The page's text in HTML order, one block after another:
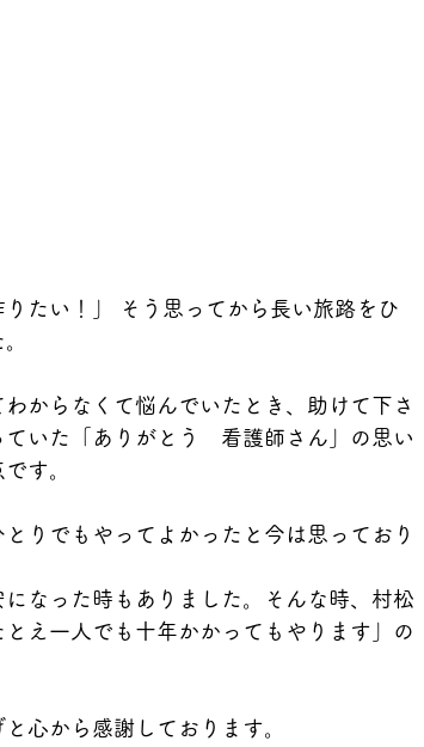
たい！」 そう思ってから長い旅路をひ
からなくて悩んでいたとき、助けて下さ
いた「ありがとう　看護師さん」の思い
す。
りでもやってよかったと今は思っており
なった時もありました。そんな時、村松
え一人でも十年かかってもやります」の
心から感謝しております。